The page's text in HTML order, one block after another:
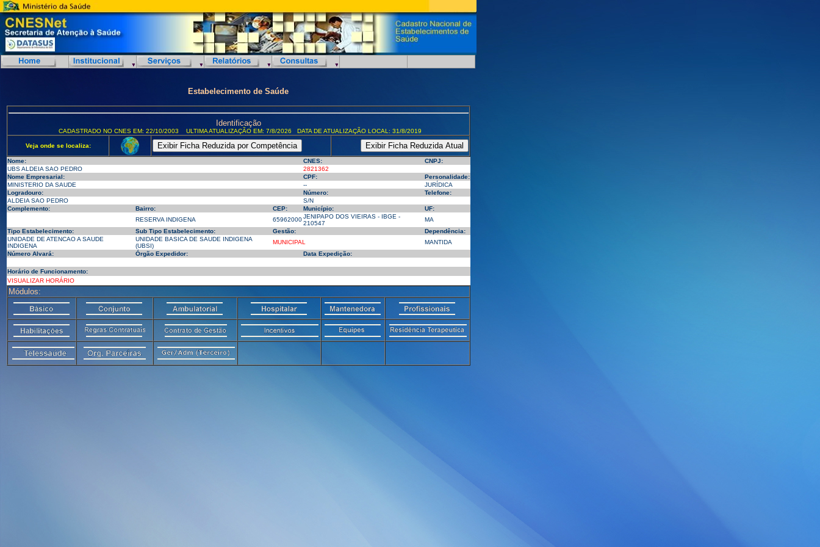
Estabelecimento de Saúde
Identificação
CADASTRADO NO CNES EM: 22/10/2003 ULTIMA ATUALIZAÇÃO EM: 7/8/2026 DATA DE ATUALIZAÇÃO LOCAL: 31/8/2019
Veja onde se localiza:
Nome: CNES:
CNPJ:
UBS ALDEIA SAO PEDRO
2821362
Nome Empresarial:
CPF:
Personalidade:
MINISTERIO DA SAUDE
--
JURÍDICA
Logradouro:
Número:
Telefone:
ALDEIA SAO PEDRO
S/N
Complemento:
Bairro: CEP: Município:
UF:
RESERVA INDIGENA
65962000 JENIPAPO DOS VIEIRAS - IBGE -
210547
MA
Tipo Estabelecimento:
Sub Tipo Estabelecimento: Gestão:
Dependência:
UNIDADE DE ATENCAO A SAUDE
INDIGENA
UNIDADE BASICA DE SAUDE INDIGENA
(UBSI)
MUNICIPAL
MANTIDA
Número Alvará:
Órgão Expedidor: Data Expedição:
Horário de Funcionamento:
VISUALIZAR HORÁRIO
Módulos: